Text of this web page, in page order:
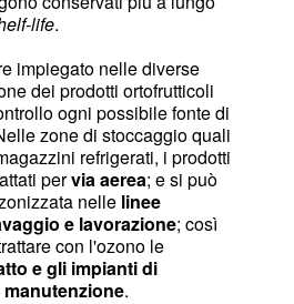
life.
impiegato nelle diverse
dei prodotti ortofrutticoli
ogni possibile fonte di
zone di stoccaggio quali
refrigerati, i prodotti
pervia aerea; e si può
nelle linee
e lavorazione; così
con l'ozono le
e gli impianti di
.